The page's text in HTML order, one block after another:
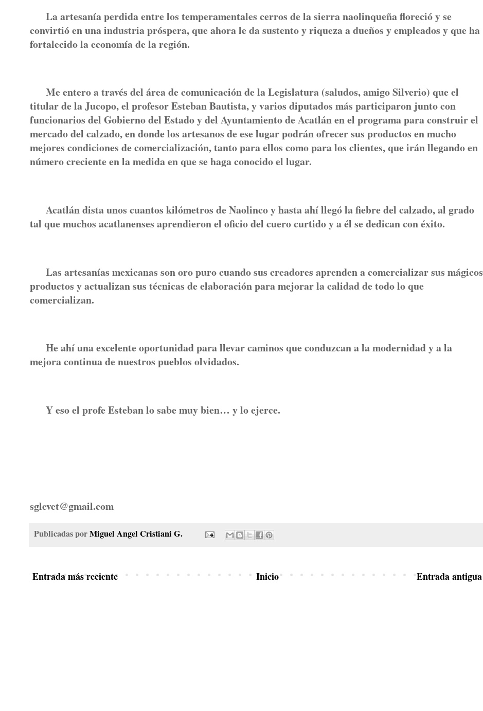
La artesanía perdida entre los temperamentales cerros de la sierra naolinqueña floreció y se
convirtió en una industria próspera, que ahora le da sustento y riqueza a dueños y empleados y que ha
fortalecido la economía de la región.
Me entero a través del área de comunicación de la Legislatura (saludos, amigo Silverio) que el
titular de la Jucopo, el profesor Esteban Bautista, y varios diputados más participaron junto con
funcionarios del Gobierno del Estado y del Ayuntamiento de Acatlán en el programa para construir el
mercado del calzado, en donde los artesanos de ese lugar podrán ofrecer sus productos en mucho
mejores condiciones de comercialización, tanto para ellos como para los clientes, que irán llegando en
número creciente en la medida en que se haga conocido el lugar.
Acatlán dista unos cuantos kilómetros de Naolinco y hasta ahí llegó la fiebre del calzado, al grado
tal que muchos acatlanenses aprendieron el oficio del cuero curtido y a él se dedican con éxito.
Las artesanías mexicanas son oro puro cuando sus creadores aprenden a comercializar sus mágicos
productos y actualizan sus técnicas de elaboración para mejorar la calidad de todo lo que
comercializan.
He ahí una excelente oportunidad para llevar caminos que conduzcan a la modernidad y a la
mejora continua de nuestros pueblos olvidados.
Y eso el profe Esteban lo sabe muy bien… y lo ejerce.
sglevet@gmail.com
Publicadas porMiguel Angel Cristiani G.
Entrada más reciente Entrada antigua
Inicio